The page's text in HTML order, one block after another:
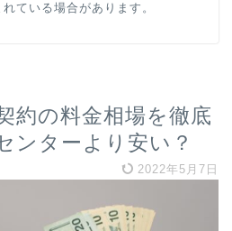
ている場合があります。
約の料金相場を徹底
ンターより安い？
2022年5月7日